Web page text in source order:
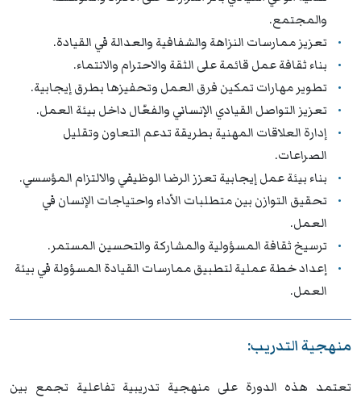
والمجتمع.
تعزيز ممارسات النزاهة والشفافية والعدالة في القيادة.
بناء ثقافة عمل قائمة على الثقة والاحترام والانتماء.
تطوير مهارات تمكين فرق العمل وتحفيزها بطرق إيجابية.
تعزيز التواصل القيادي الإنساني والفعّال داخل بيئة العمل.
إدارة العلاقات المهنية بطريقة تدعم التعاون وتقليل
الصراعات.
بناء بيئة عمل إيجابية تعزز الرضا الوظيفي والالتزام المؤسسي.
تحقيق التوازن بين متطلبات الأداء واحتياجات الإنسان في
العمل.
ترسيخ ثقافة المسؤولية والمشاركة والتحسين المستمر.
إعداد خطة عملية لتطبيق ممارسات القيادة المسؤولة في بيئة
العمل.
منهجية التدريب:
تعتمد هذه الدورة على منهجية تدريبية تفاعلية تجمع بين